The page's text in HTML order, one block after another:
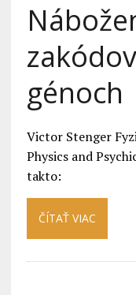
génoch
Victor Stenger
Physics and
takto:
ČÍTAŤ VIAC